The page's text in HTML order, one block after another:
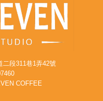
二段311巷1弄42號
COFFEE